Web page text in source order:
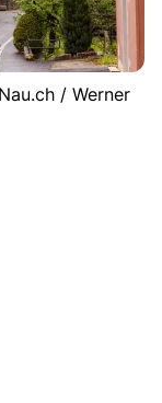
/ Werner